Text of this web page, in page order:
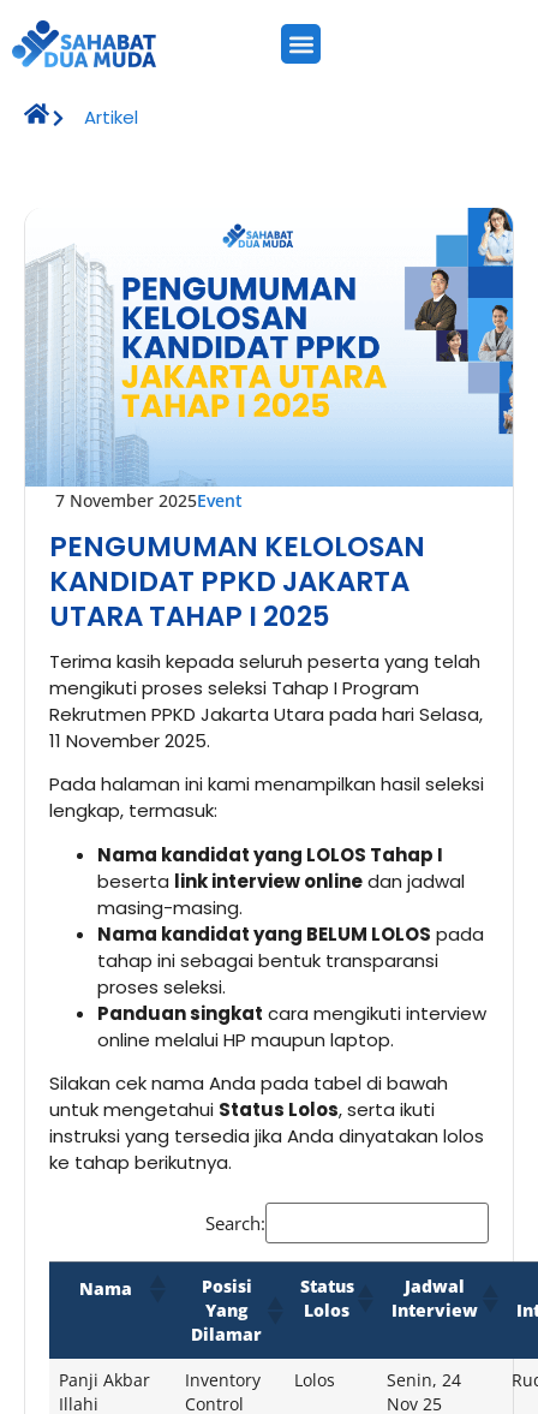
Artikel
7 November 2025Event
PENGUMUMAN KELOLOSAN
KANDIDAT PPKD JAKARTA
UTARA TAHAP I 2025
Terima kasih kepada seluruh peserta yang telah
mengikuti proses seleksi Tahap I Program
Rekrutmen PPKD Jakarta Utara pada hari Selasa,
11 November 2025.
Pada halaman ini kami menampilkan hasil seleksi
lengkap, termasuk:
Nama kandidat yang LOLOS Tahap I
beserta link interview onlinedan jadwal
masing-masing.
Nama kandidat yang BELUM LOLOS pada
tahap ini sebagai bentuk transparansi
proses seleksi.
Panduan singkat cara mengikuti interview
online melalui HP maupun laptop.
Silakan cek nama Anda pada tabel di bawah
untuk mengetahui Status Lolos, serta ikuti
instruksi yang tersedia jika Anda dinyatakan lolos
ke tahap berikutnya.
Search:
Nama
Posisi
Yang
Dilamar
Status
Lolos
Jadwal
Interview
Panji Akbar
Illahi
Inventory
Control
Lolos
Senin, 24
Nov 25